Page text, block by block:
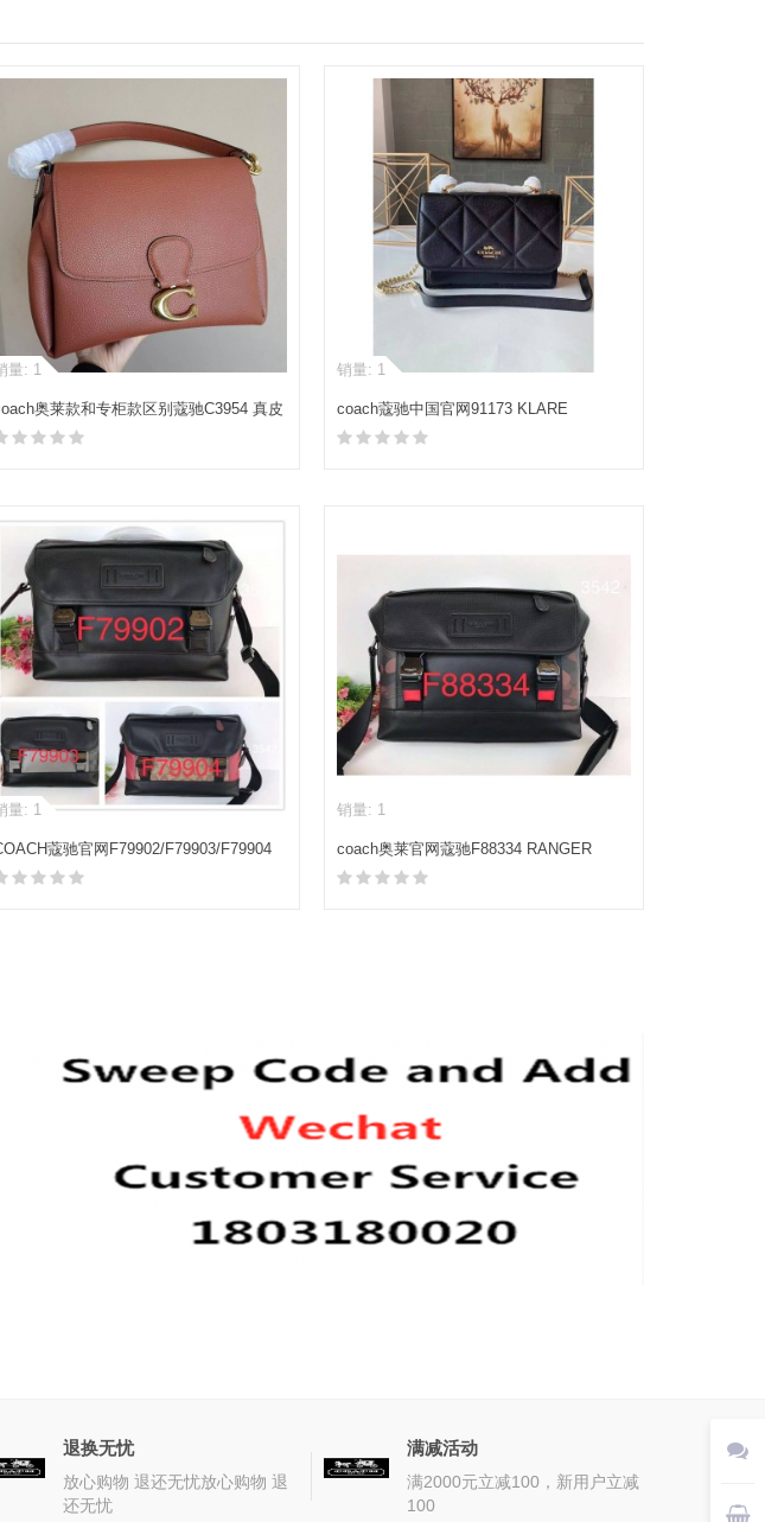
量: 1
奥莱款和专柜款区别蔻驰C3954 真皮
单肩包
销量: 1
coach蔻驰中国官网91173 KLARE
CROSSBODY菱格风琴包
量: 1
蔻驰官网F79902/F79903/F79904
MESSENGER邮差包
销量: 1
coach奥莱官网蔻驰F88334 RANGER
MESSENGER迷彩邮差包
退换无忧
放心购物 退还无忧放心购物 退
还无忧
满减活动
满2000元立减100，新用户立减
100